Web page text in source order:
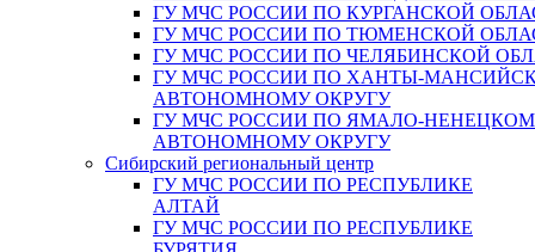
ГУ МЧС РОССИИ ПО КУРГАНСКОЙ
ГУ МЧС РОССИИ ПО ТЮМЕНСКОЙ
ГУ МЧС РОССИИ ПО ЧЕЛЯБИНСКОЙ
ГУ МЧС РОССИИ ПО ХАНТЫ-
АВТОНОМНОМУ ОКРУГУ
ГУ МЧС РОССИИ ПО ЯМАЛО-
АВТОНОМНОМУ ОКРУГУ
Сибирский региональный центр
ГУ МЧС РОССИИ ПО РЕСПУБЛИКЕ
АЛТАЙ
ГУ МЧС РОССИИ ПО РЕСПУБЛИКЕ